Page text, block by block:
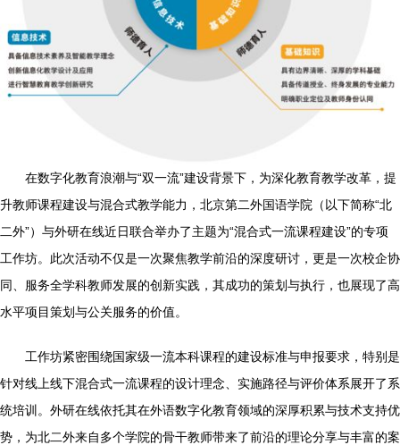
在数字化教育浪潮与“双一流”建设背景下，为深化教育教学改革，提
升教师课程建设与混合式教学能力，北京第二外国语学院（以下简称“北
二外”）与外研在线近日联合举办了主题为“混合式一流课程建设”的专项
工作坊。此次活动不仅是一次聚焦教学前沿的深度研讨，更是一次校企协
同、服务全学科教师发展的创新实践，其成功的策划与执行，也展现了高
水平项目策划与公关服务的价值。
工作坊紧密围绕国家级一流本科课程的建设标准与申报要求，特别是
针对线上线下混合式一流课程的设计理念、实施路径与评价体系展开了系
统培训。外研在线依托其在外语数字化教育领域的深厚积累与技术支持优
势，为北二外来自多个学院的骨干教师带来了前沿的理论分享与丰富的案